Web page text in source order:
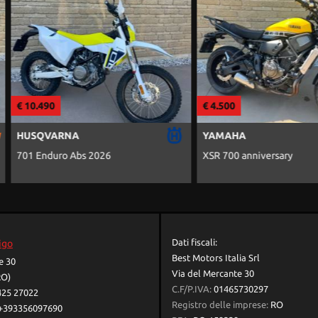
YAMAHA
XSR 700 anniversary
€ 24.500
A6 Avant 40
30
27022
Dati fiscali:
Best Motors Italia Srl
Via del Mercante 30
C.F/P.IVA: 01465730297
Registro delle imprese: RO